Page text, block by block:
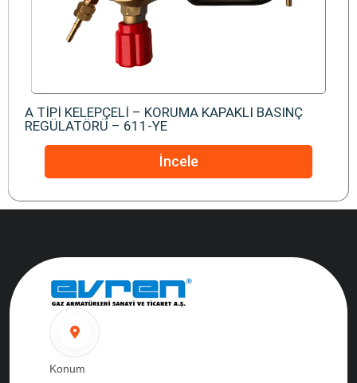
A TİPİ KELEPÇELİ – KORUMA KAPAKLI BASINÇ
REGÜLATÖRÜ – 611-YE
İncele
Konum